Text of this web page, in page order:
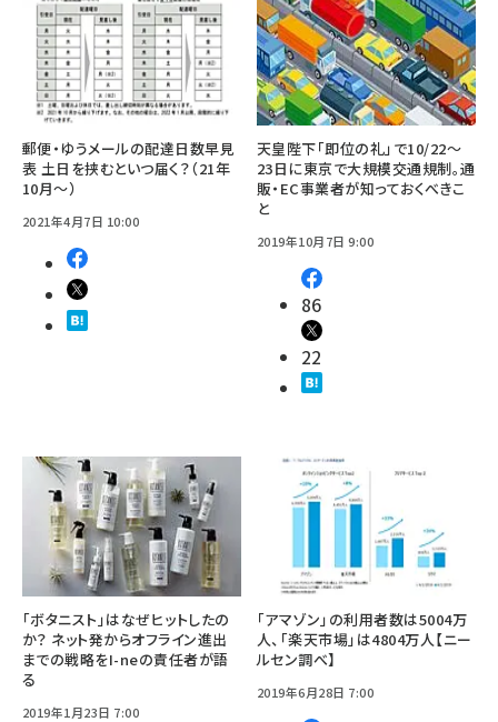
郵便・ゆうメールの配達日数早見
表 土日を挟むといつ届く？（21年
10月～）
2021年4月7日 10:00
天皇陛下「即位の礼」で10/22～
23日に東京で大規模交通規制。通
販・EC事業者が知っておくべきこ
と
2019年10月7日 9:00
86
22
「ボタニスト」はなぜヒットしたの
か？ ネット発からオフライン進出
までの戦略をI-neの責任者が語
る
2019年1月23日 7:00
「アマゾン」の利用者数は5004万
人、「楽天市場」は4804万人【ニー
ルセン調べ】
2019年6月28日 7:00